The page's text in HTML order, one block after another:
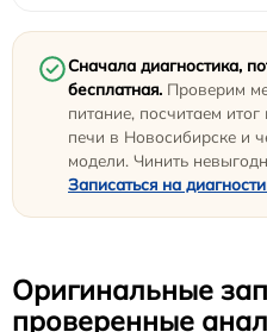
Сначала диагностика,
бесплатная. Проверим
питание, посчитаем
печи в Новосибирске и
модели. Чинить
Записаться на
Оригинальные
проверенные